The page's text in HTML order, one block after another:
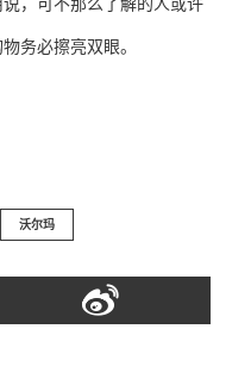
务必擦亮双眼。
沃尔玛